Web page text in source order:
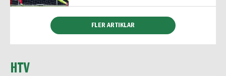
FLER ARTIKLAR
HTV